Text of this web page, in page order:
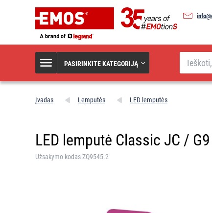
PASIRINKITE KATEGORIJĄ
Paieška
Įvadas Lemputės LED lemputės
LED lemputė Classic JC /
Užsakymo kodas ZQ9545.2